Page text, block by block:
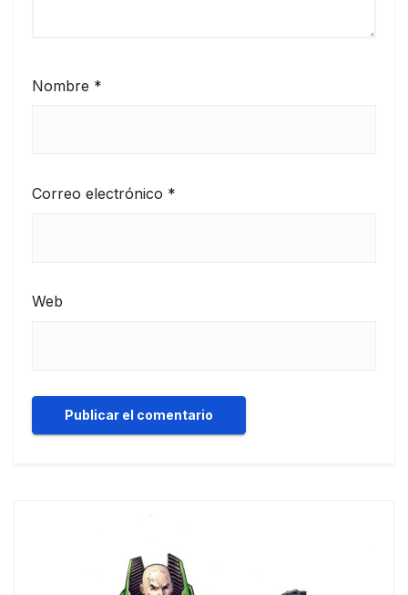
Nombre *
Correo electrónico *
Web